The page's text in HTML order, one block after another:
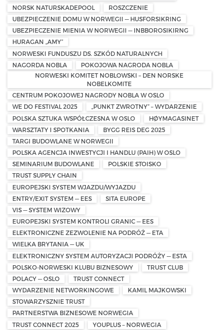
NORSK NATURSKADEPOOL
ROSZCZENIE
UBEZPIECZENIE DOMU W NORWEGII — HUSFORSIKRING
UBEZPIECZENIE MIENIA W NORWEGII — INBBOROSIKIRNG
HURAGAN „AMY”
NORWESKI FUNDUSZU DS. SZKÓD NATURALNYCH
NAGORDA NOBLA
POKOJOWA NAGRODA NOBLA
NORWESKI KOMITET NOBLOWSKI – DEN NORSKE
NOBELKOMITE
CENTRUM POKOJOWEJ NAGRODY NOBLA W OSLO
WE DO FESTIVAL 2025
„PUNKT ZWROTNY” – WYDARZENIE
POLSKA SZTUKA WSPÓŁCZESNA W OSLO
HØYMAGASINET
WARSZTATY I SPOTKANIA
BYGG REIS DEG 2025
TARGI BUDOWLANE W NORWEGII
POLSKA AGENCJA INWESTYCJI I HANDLU (PAIH) W OSLO
SEMINARIUM BUDOWLANE
POLSKIE STOISKO
TRUST SUPPLY CHAIN
EUROPEJSKI SYSTEM WJAZDU/WYJAZDU
ENTRY/EXIT SYSTEM — EES
SITA EUROPE
VIS — SYSTEM WIZOWY
EUROPEJSKI SYSTEM KONTROLI GRANIC — EES
ELEKTRONICZNE ZEZWOLENIE NA PODRÓŻ — ETA
WIELKA BRYTANIA — UK
ELEKTRONICZNY SYSTEM AUTORYZACJI PODRÓŻY — ESTA
POLSKO-NORWESKI KLUBU BIZNESOWY
TRUST CLUB
POLACY — OSLO
TRUST CONNECT
WYDARZENIE NETWORKINGOWE
KAMIL MAJKOWSKI
STOWARZYSZNIE TRUST
PARTNERSTWA BIZNESOWE NORWEGIA
TRUST CONNECT 2025
YOUPLUS – NORWEGIA